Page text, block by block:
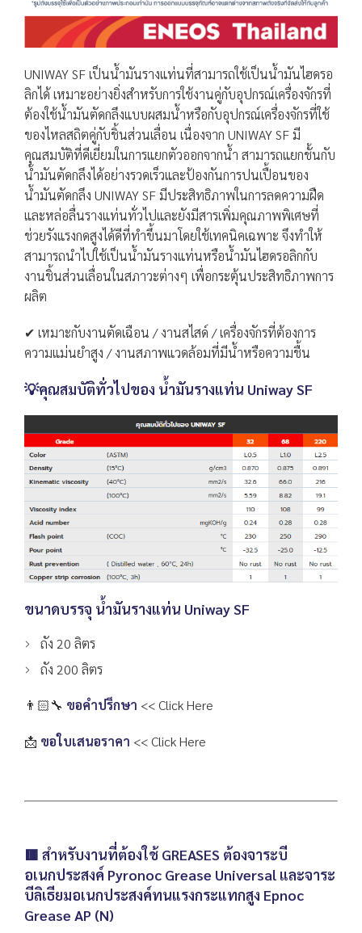
UNIWAY SF เป็นน้ำมันรางแท่นที่สามารถใช้เป็นน้ำมันไฮดรอ
ลิกได้ เหมาะอย่างยิ่งสำหรับการใช้งานคู่กับอุปกรณ์เครื่องจักรที่
ต้องใช้น้ำมันตัดกลึงแบบผสมน้ำหรือกับอุปกรณ์เครื่องจักรที่ใช้
ของไหลสถิตคู่กับชิ้นส่วนเลื่อน เนื่องจาก UNIWAY SF มี
คุณสมบัติที่ดีเยี่ยมในการแยกตัวออกจากน้ำ สามารถแยกชั้นกับ
น้ำมันตัดกลึงได้อย่างรวดเร็วและป้องกันการปนเปื้อนของ
น้ำมันตัดกลึง UNIWAY SF มีประสิทธิภาพในการลดความฝืด
และหล่อลื่นรางแท่นทั่วไปและยังมีสารเพิ่มคุณภาพพิเศษที่
ช่วยรังแรงกดสูงได้ดีที่ทำขึ้นมาโดยใช้เทคนิคเฉพาะ จึงทำให้
สามารถนำไปใช้เป็นน้ำมันรางแท่นหรือน้ำมันไฮดรอลิกกับ
งานชิ้นส่วนเลื่อนในสภาวะต่างๆ เพื่อกระตุ้นประสิทธิภาพการ
ผลิต
✔ เหมาะกับงานตัดเฉือน / งานสไสด์ / เครื่องจักรที่ต้องการ
ความแม่นยำสูง / งานสภาพแวดล้อมที่มีน้ำหรือความชื้น
💡คุณสมบัติทั่วไปของ น้ำมันรางแท่น Uniway SF
ขนาดบรรจุ น้ำมันรางแท่น Uniway SF
ถัง 20 ลิตร
ถัง 200 ลิตร
👨🏻‍🔧 ขอคำปรึกษา << Click Here
📩 ขอใบเสนอราคา << Click Here
🟥 สำหรับงานที่ต้องใช้ GREASES ต้องจาระบี
อเนกประสงค์ Pyronoc Grease Universal และจาระ
บีลิเธียมอเนกประสงค์ทนแรงกระแทกสูง Epnoc
Grease AP (N)